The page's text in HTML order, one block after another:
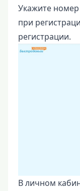
Укажите
при
регистрации.
В личном